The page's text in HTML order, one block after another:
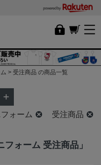
powered by
受注商品 の商品一覧
ォーム 受注商品
フォーム 受注商品」